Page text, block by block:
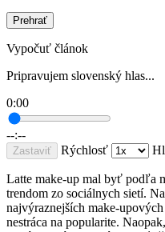
Prehrať
Vypočuť článok
Pripravujem slovenský hlas...
0:00
--:--
Zastaviť Rýchlosť
Latte make-up mal byť podľa
trendom zo sociálnych sietí.
najvýraznejších make-
nestráca na popularite.